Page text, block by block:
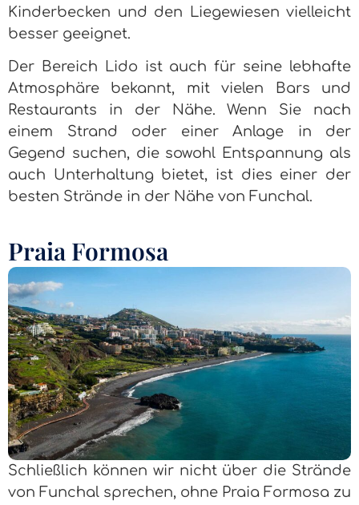
Kinderbecken und den Liegewiesen vielleicht
besser geeignet.
Der Bereich Lido ist auch für seine lebhafte
Atmosphäre bekannt, mit vielen Bars und
Restaurants in der Nähe. Wenn Sie nach
einem Strand oder einer Anlage in der
Gegend suchen, die sowohl Entspannung als
auch Unterhaltung bietet, ist dies einer der
besten Strände in der Nähe von Funchal.
Praia Formosa
Schließlich können wir nicht über die Strände
von Funchal sprechen, ohne Praia Formosa zu